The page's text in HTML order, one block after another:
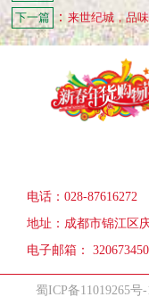
下一篇
：来世纪城，品
电话：028-87616272
地址：成都市锦江区
电子邮箱：
蜀ICP备11019265号-